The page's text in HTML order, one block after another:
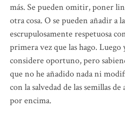
más. Se pueden omitir, poner
otra cosa. O se pueden añadir a
escrupulosamente respetuosa
primera vez que las hago. Luego
considere oportuno, pero
que no he añadido nada ni
con la salvedad de las semillas
por encima.